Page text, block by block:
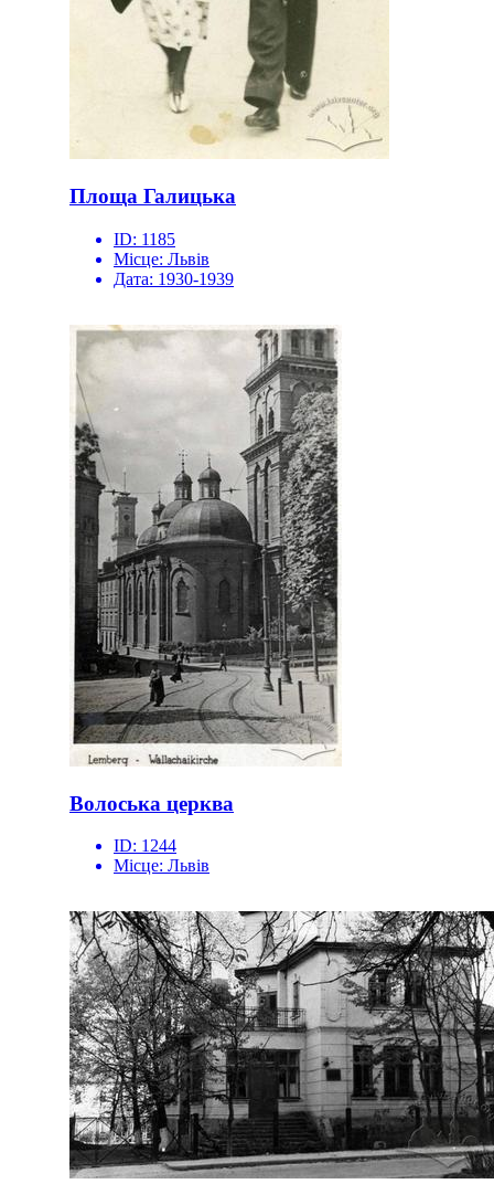
Площа Галицька
ID: 1185
Місце: Львів
Дата: 1930-1939
Волоська церква
ID: 1244
Місце: Львів